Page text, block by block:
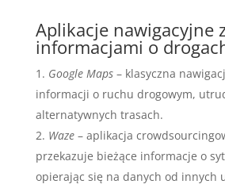
Aplikacje nawigacyjne
informacjami o
Google Maps– klasyczna
informacji o ruchu drogowym,
alternatywnych trasach.
Waze– aplikacja
przekazuje bieżące informacje o
opierając się na danych od innych